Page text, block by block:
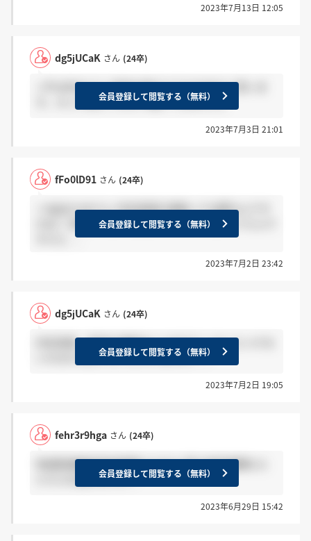
2023年7月13日 12:05
dg5jUCaK さん (24卒)
＞fFo0lD91さん 辞退の時だけで大丈夫だと思いま
す。少し不安だったので聞いてみました。
会員登録して閲覧する（無料）
2023年7月3日 21:01
fFo0lD91 さん (24卒)
＞dg5jUCaKさん 内定承諾の連絡って必要なんです
かね？ 辞退の時だけ連絡すればいいと思ってたんで
すけど、、
会員登録して閲覧する（無料）
2023年7月2日 23:42
dg5jUCaK さん (24卒)
内定承諾、辞退の連絡はいつまでにしないといけな
いか分かる方いらっしゃいますか？？
会員登録して閲覧する（無料）
2023年7月2日 19:05
fehr3r9hga さん (24卒)
地域医療機能推進機構(JCHO)と国立病院機構なら
どちらを選びますか？会員登録して閲覧する（無料）
2023年6月29日 15:42